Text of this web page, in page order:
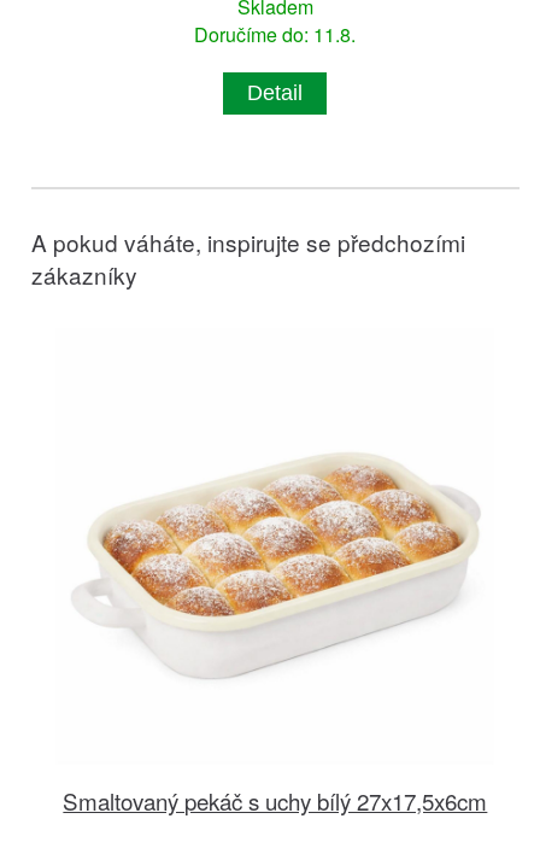
Skladem
Doručíme do: 11.8.
Detail
A pokud váháte, inspirujte se předchozími
zákazníky
Smaltovaný pekáč s uchy bílý 27x17,5x6cm